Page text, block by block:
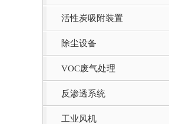
活性炭吸附装置
除尘设备
VOC废气处理
反渗透系统
工业风机